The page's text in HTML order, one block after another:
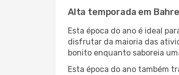
Alta temporada em
Esta época do ano é ideal
disfrutar da maioria das
bonito enquanto saboreia
Esta época do ano também